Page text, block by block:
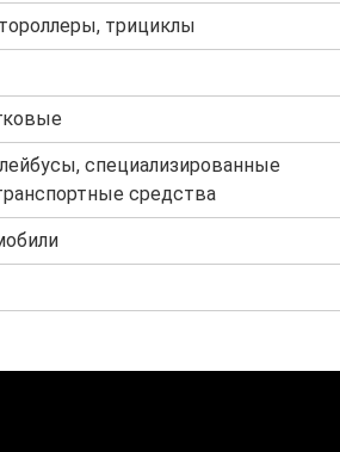
трициклы
специализированные
средства